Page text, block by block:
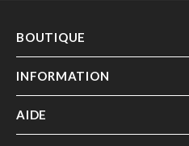
BOUTIQUE
INFORMATION
AIDE